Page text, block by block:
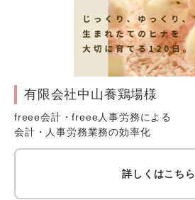
有限会社中山養鶏場様
freee会計・freee人事労務による
会計・人事労務業務の効率化
詳しくはこちら